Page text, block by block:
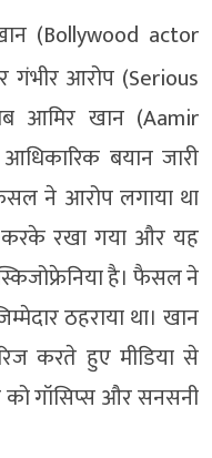
(Bollywood actor
गंभीर आरोप (Serious
आमिर खान (Aamir
बयान जारी
ने आरोप लगाया था
रखा गया और यह
है। फैसल ने
ठहराया था। खान
करते हुए मीडिया से
गॉसिप्स और सनसनी